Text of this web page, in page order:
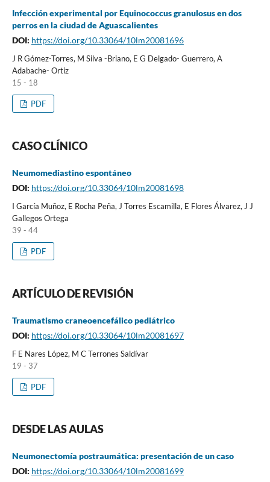
Infección experimental por Equinococcus granulosus en dos
perros en la ciudad de Aguascalientes
DOI: https://doi.org/10.33064/10lm20081696
J R Gómez-Torres, M Silva -Briano, E G Delgado- Guerrero, A
Adabache- Ortiz
15 - 18
PDF
CASO CLÍNICO
Neumomediastino espontáneo
DOI: https://doi.org/10.33064/10lm20081698
I García Muñoz, E Rocha Peña, J Torres Escamilla, E Flores Álvarez, J J
Gallegos Ortega
39 - 44
PDF
ARTÍCULO DE REVISIÓN
Traumatismo craneoencefálico pediátrico
DOI: https://doi.org/10.33064/10lm20081697
F E Nares López, M C Terrones Saldívar
19 - 37
PDF
DESDE LAS AULAS
Neumonectomía postraumática: presentación de un caso
DOI: https://doi.org/10.33064/10lm20081699